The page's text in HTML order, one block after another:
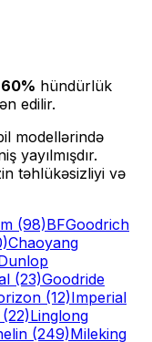
60% hündürlük
edilir.
modellərində
yayılmışdır.
təhlükəsizliyi və
(98)BFGoodrich
Chaoyang
(23)Goodride
(12)Imperial
(22)Linglong
(249)Mileking